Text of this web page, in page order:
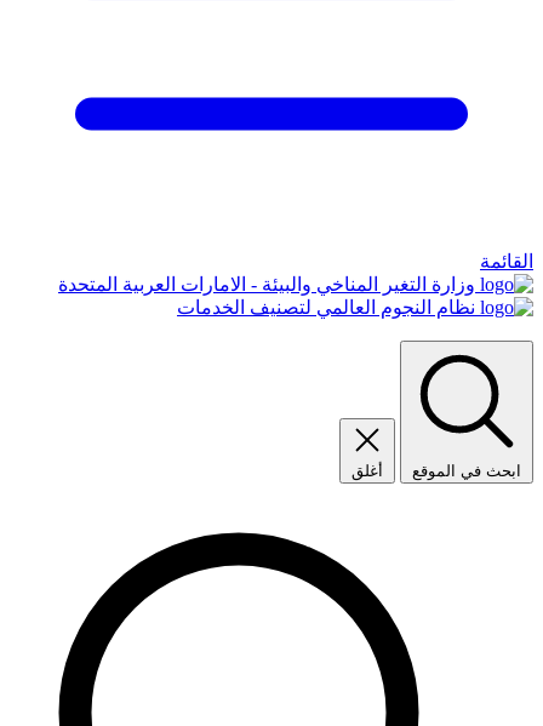
القائمة
وزارة التغير المناخي والبيئة - الامارات العربية المتحدة
نظام النجوم العالمي لتصنيف الخدمات
ابحث في الموقع أغلق